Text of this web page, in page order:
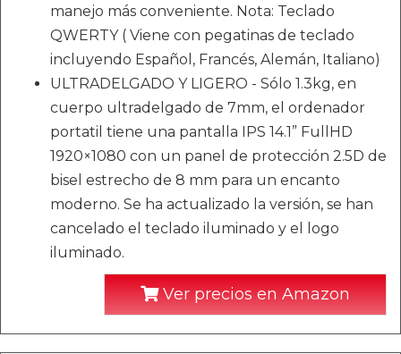
manejo más conveniente. Nota: Teclado
QWERTY ( Viene con pegatinas de teclado
incluyendo Español, Francés, Alemán, Italiano)
ULTRADELGADO Y LIGERO - Sólo 1.3kg, en
cuerpo ultradelgado de 7mm, el ordenador
portatil tiene una pantalla IPS 14.1” FullHD
1920×1080 con un panel de protección 2.5D de
bisel estrecho de 8 mm para un encanto
moderno. Se ha actualizado la versión, se han
cancelado el teclado iluminado y el logo
iluminado.
Ver precios en Amazon